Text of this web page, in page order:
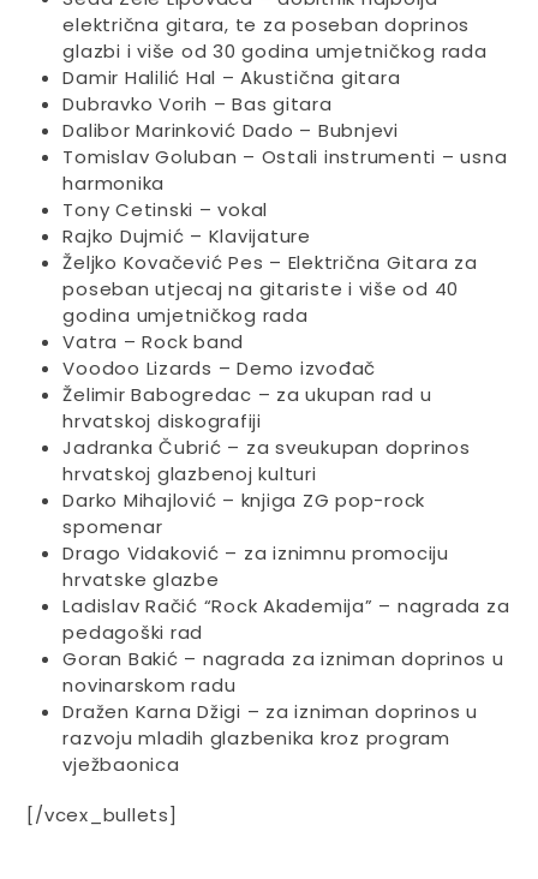
električna gitara, te za poseban doprinos
glazbi i više od 30 godina umjetničkog rada
Damir Halilić Hal – Akustična gitara
Dubravko Vorih – Bas gitara
Dalibor Marinković Dado – Bubnjevi
Tomislav Goluban – Ostali instrumenti – usna
harmonika
Tony Cetinski – vokal
Rajko Dujmić – Klavijature
Željko Kovačević Pes – Električna Gitara za
poseban utjecaj na gitariste i više od 40
godina umjetničkog rada
Vatra – Rock band
Voodoo Lizards – Demo izvođač
Želimir Babogredac – za ukupan rad u
hrvatskoj diskografiji
Jadranka Čubrić – za sveukupan doprinos
hrvatskoj glazbenoj kulturi
Darko Mihajlović – knjiga ZG pop-rock
spomenar
Drago Vidaković – za iznimnu promociju
hrvatske glazbe
Ladislav Račić “Rock Akademija” – nagrada za
pedagoški rad
Goran Bakić – nagrada za izniman doprinos u
novinarskom radu
Dražen Karna Džigi – za izniman doprinos u
razvoju mladih glazbenika kroz program
vježbaonica
[/vcex_bullets]